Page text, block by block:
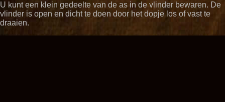
U kunt een klein gedeelte van de as in de vlinder bewaren. De
vlinder is open en dicht te doen door het dopje los of vast te
draaien.